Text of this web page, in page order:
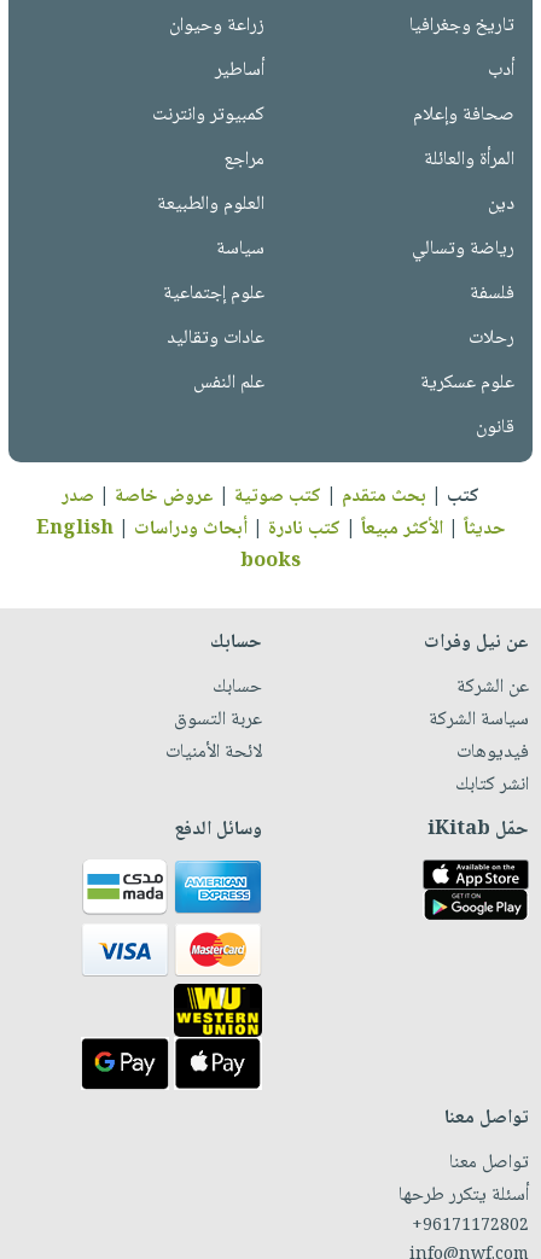
تاريخ وجغرافيا
زراعة وحيوان
أدب
أساطير
صحافة وإعلام
كمبيوتر وانترنت
المرأة والعائلة
مراجع
دين
العلوم والطبيعة
رياضة وتسالي
سياسة
فلسفة
علوم إجتماعية
رحلات
عادات وتقاليد
علوم عسكرية
علم النفس
قانون
كتب | بحث متقدم | كتب صوتية | عروض خاصة | صدر
حديثاً |الأكثر مبيعاً | كتب نادرة |أبحاث ودراسات |
English
books
عن نيل وفرات
عن الشركة
سياسة الشركة
فيديوهات
انشر كتابك
حسابك
حسابك
عربة التسوق
لائحة الأمنيات
حمّل iKitab وسائل الدفع
تواصل معنا
تواصل معنا
أسئلة يتكرر طرحها
+96171172802